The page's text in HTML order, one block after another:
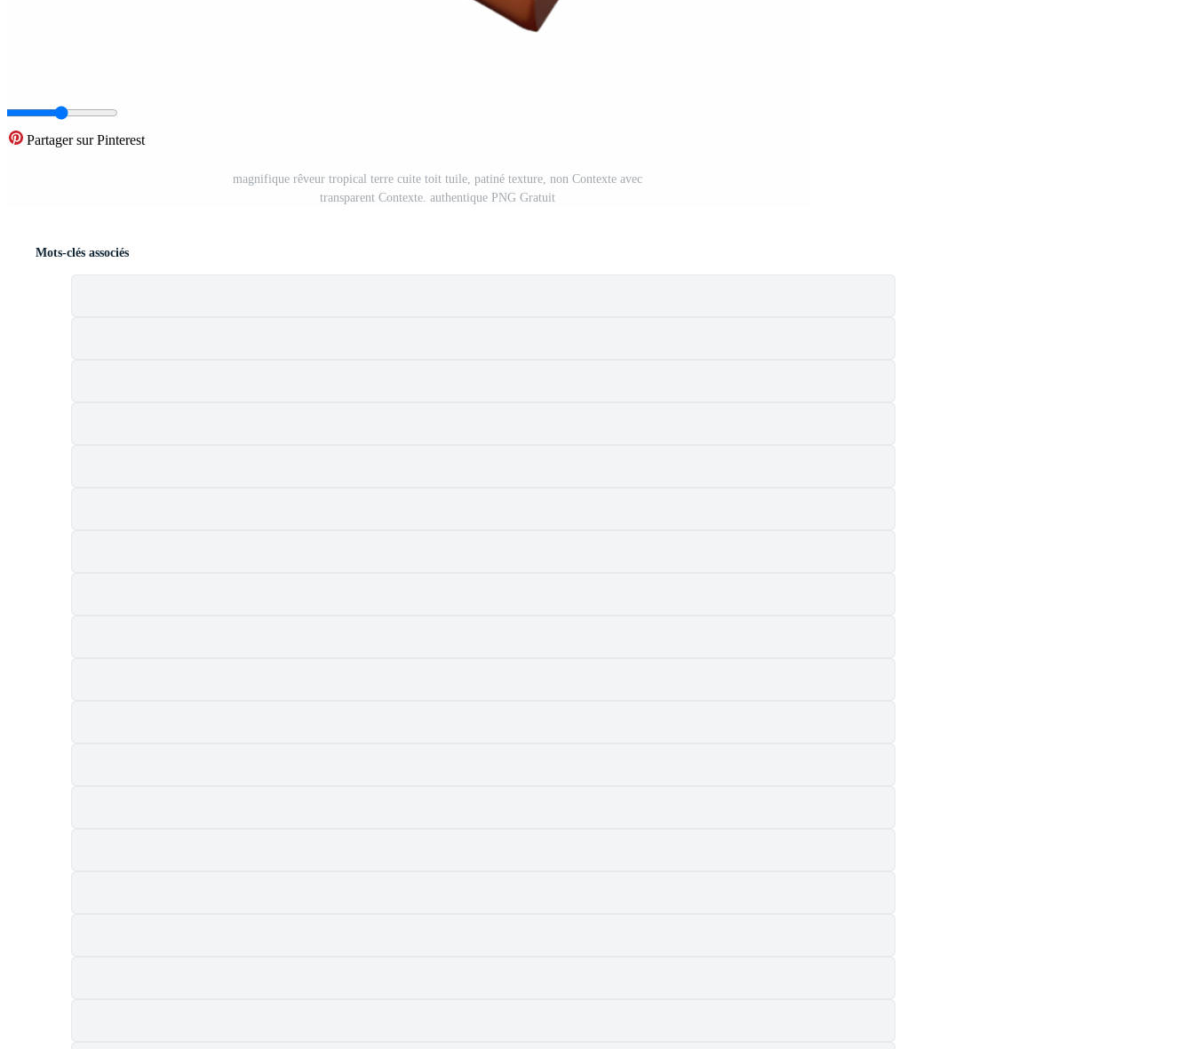
Partager sur Pinterest
magnifique rêveur tropical terre cuite toit tuile, patiné texture, non Contexte avec
transparent Contexte. authentique PNG Gratuit
Mots-clés associés